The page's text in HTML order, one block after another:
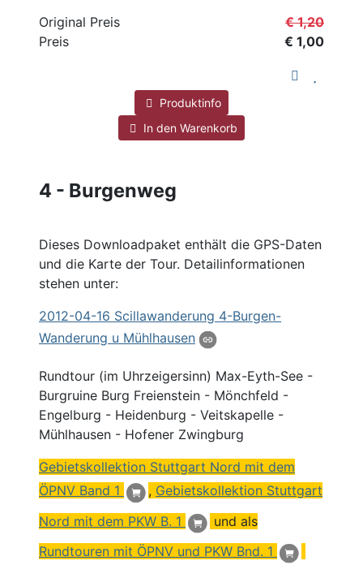
Original Preis
€ 1,20
Preis
€ 1,00
Produktinfo
In den Warenkorb
4 - Burgenweg
Dieses Downloadpaket enthält die GPS-Daten
und die Karte der Tour. Detailinformationen
stehen unter:
2012-04-16 Scillawanderung 4-Burgen-
Wanderung u Mühlhausen
Rundtour (im Uhrzeigersinn) Max-Eyth-See -
Burgruine Burg Freienstein - Mönchfeld -
Engelburg - Heidenburg - Veitskapelle -
Mühlhausen - Hofener Zwingburg
Gebietskollektion Stuttgart Nord mit dem
ÖPNV Band 1 , Gebietskollektion Stuttgart
Nord mit dem PKW B. 1
und als
Rundtouren mit ÖPNV und PKW Bnd. 1